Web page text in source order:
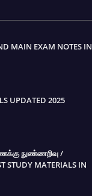
MAIN EXAM NOTES IN
UPDATED 2025
நுண்ணறிவு /
STUDY MATERIALS IN